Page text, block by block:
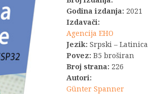
Godina izdanja: 2021
Izdavači:
Agencija EHO
Jezik: Srpski – Latinica
Povez: B5 broširan
Broj strana: 226
Autori:
Günter Spanner